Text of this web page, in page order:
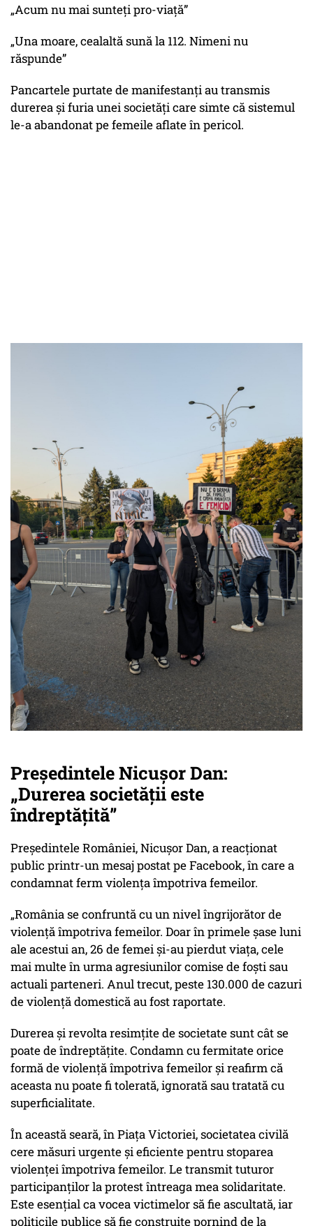
„Acum nu mai sunteți pro-viață”
„Una moare, cealaltă sună la 112. Nimeni nu
răspunde”
Pancartele purtate de manifestanți au transmis
durerea și furia unei societăți care simte că sistemul
le-a abandonat pe femeile aflate în pericol.
Președintele Nicușor Dan:
„Durerea societății este
îndreptățită”
Președintele României, Nicușor Dan, a reacționat
public printr-un mesaj postat pe Facebook, în care a
condamnat ferm violența împotriva femeilor.
„România se confruntă cu un nivel îngrijorător de
violență împotriva femeilor. Doar în primele șase luni
ale acestui an, 26 de femei și-au pierdut viața, cele
mai multe în urma agresiunilor comise de foști sau
actuali parteneri. Anul trecut, peste 130.000 de cazuri
de violență domestică au fost raportate.
Durerea și revolta resimțite de societate sunt cât se
poate de îndreptățite. Condamn cu fermitate orice
formă de violență împotriva femeilor și reafirm că
aceasta nu poate fi tolerată, ignorată sau tratată cu
superficialitate.
În această seară, în Piața Victoriei, societatea civilă
cere măsuri urgente și eficiente pentru stoparea
violenței împotriva femeilor. Le transmit tuturor
participanților la protest întreaga mea solidaritate.
Este esențial ca vocea victimelor să fie ascultată, iar
politicile publice să fie construite pornind de la